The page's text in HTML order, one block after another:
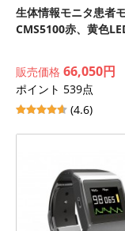
生体情報モニタ患者
CMS5100赤、黄色
販売価格 66,050円
ポイント 539点
(4.6)